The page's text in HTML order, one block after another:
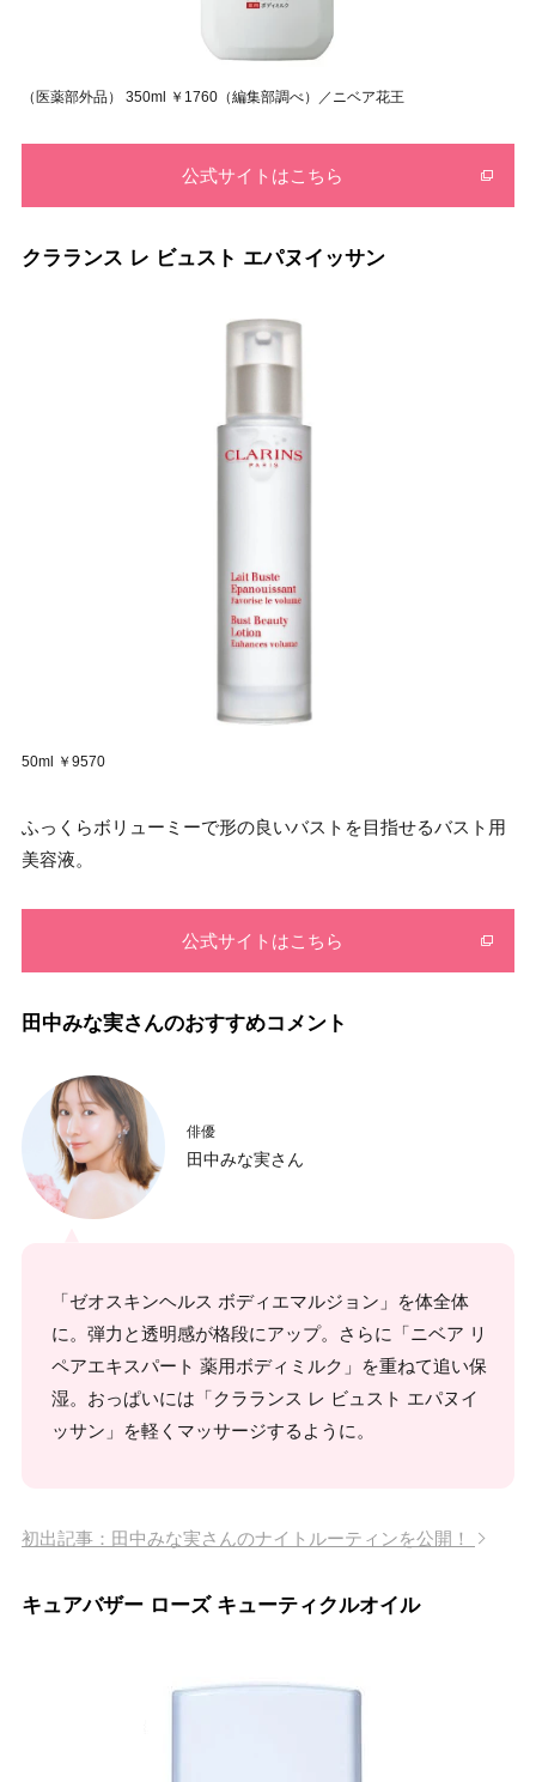
（医薬部外品） 350ml ￥1760（編集部調べ）／ニベア花王
公式サイトはこちら
クラランス レ ビュスト エパヌイッサン
50ml ￥9570
ふっくらボリューミーで形の良いバストを目指せるバスト用
美容液。
公式サイトはこちら
田中みな実さんのおすすめコメント
俳優
田中みな実さん
「ゼオスキンヘルス ボディエマルジョン」を体全体
に。弾力と透明感が格段にアップ。さらに「ニベア リ
ペアエキスパート 薬用ボディミルク」を重ねて追い保
湿。おっぱいには「クラランス レ ビュスト エパヌイ
ッサン」を軽くマッサージするように。
初出記事：田中みな実さんのナイトルーティンを公開！
キュアバザー ローズ キューティクルオイル